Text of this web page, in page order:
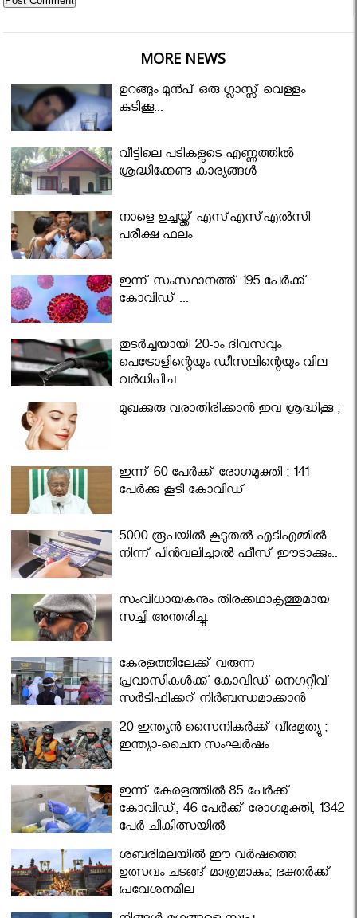
MORE NEWS
ഉറങ്ങും മുന്‍പ് ഒരു ഗ്ലാസ്സ് വെള്ളം
കുടിക്കൂ...
വീട്ടിലെ പടികളുടെ എണ്ണത്തിൽ
ശ്രദ്ധിക്കേണ്ട കാര്യങ്ങൾ
നാളെ ഉച്ചയ്ക്ക് എസ്എസ്എല്‍സി
പരീക്ഷ ഫലം
ഇന്ന് സംസ്ഥാനത്ത് 195 പേര്‍ക്ക്
കോവിഡ് ...
തുടർച്ചയായി 20-ാം ദിവസവും
പെട്രോളിന്റെയും ഡീസലിന്റെയും വില
വര്‍ധിപ്പിച്ചു
മുഖക്കുരു വരാതിരിക്കാന്‍ ഇവ ശ്രദ്ധിക്കൂ ;
ഇന്ന് 60 പേർക്ക് രോഗമുക്തി ; 141
പേര്‍ക്കു കൂടി കോവിഡ്
5000 രൂപയിൽ കൂടുതൽ എടിഎമ്മിൽ
നിന്ന് പിൻവലിച്ചാൽ ഫീസ് ഈടാക്കും..
സംവിധായകനും തിരക്കഥാകൃത്തുമായ
സച്ചി അന്തരിച്ചു.
കേരളത്തിലേക്ക് വരുന്ന
പ്രവാസികള്‍ക്ക് കോവിഡ് നെഗറ്റീവ്
സര്‍ട്ടിഫിക്കറ്റ് നിർബന്ധമാക്കാൻ
മന്ത്രിസഭ
20 ഇന്ത്യൻ സൈനികർക്ക് വീരമൃത്യു ;
ഇന്ത്യാ-ചൈന സംഘർഷം
ഇന്ന് കേരളത്തിൽ 85 പേർക്ക്
കോവിഡ്; 46 പേർക്ക് രോഗമുക്തി, 1342
പേർ ചികിത്സയിൽ
ശബരിമലയില്‍ ഈ വർഷത്തെ
ഉത്സവം ചടങ്ങ് മാത്രമാകും; ഭക്തർക്ക്
പ്രവേശനമില്ല